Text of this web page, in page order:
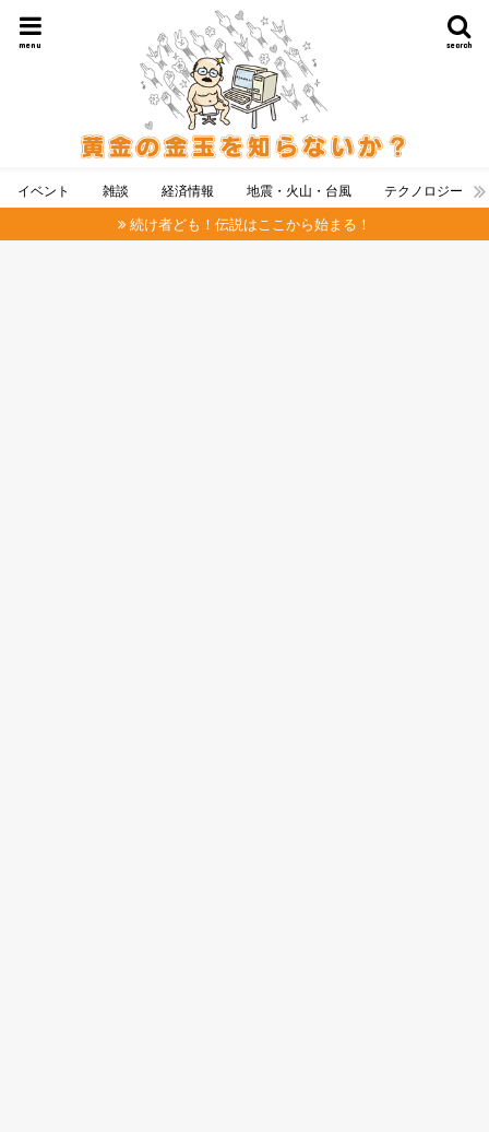
search
menu
イベント 雑談 経済情報 地震・火山・台風 テクノロジー
続け者ども！伝説はここから始まる！